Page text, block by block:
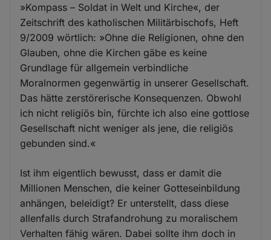
»Kompass – Soldat in Welt und Kirche«, der
Zeitschrift des katholischen Militärbischofs, Heft
9/2009 wörtlich: »Ohne die Religionen, ohne den
Glauben, ohne die Kirchen gäbe es keine
Grundlage für allgemein verbindliche
Moralnormen gegenwärtig in unserer Gesellschaft.
Das hätte zerstörerische Konsequenzen. Obwohl
ich nicht religiös bin, fürchte ich also eine gottlose
Gesellschaft nicht weniger als jene, die religiös
gebunden sind.«
Ist ihm eigentlich bewusst, dass er damit die
Millionen Menschen, die keiner Gotteseinbildung
anhängen, beleidigt? Er unterstellt, dass diese
allenfalls durch Strafandrohung zu moralischem
Verhalten fähig wären. Dabei sollte ihm doch in